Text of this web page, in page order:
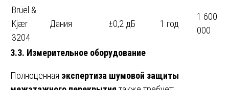
Brüel &
Kjær
3204
Дания ±0,2 дБ 1 год
1 600
000
3.3. Измерительное оборудование
Полноценная экспертиза шумовой защиты